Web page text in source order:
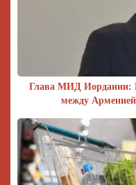
Глава МИД Иордании:
между